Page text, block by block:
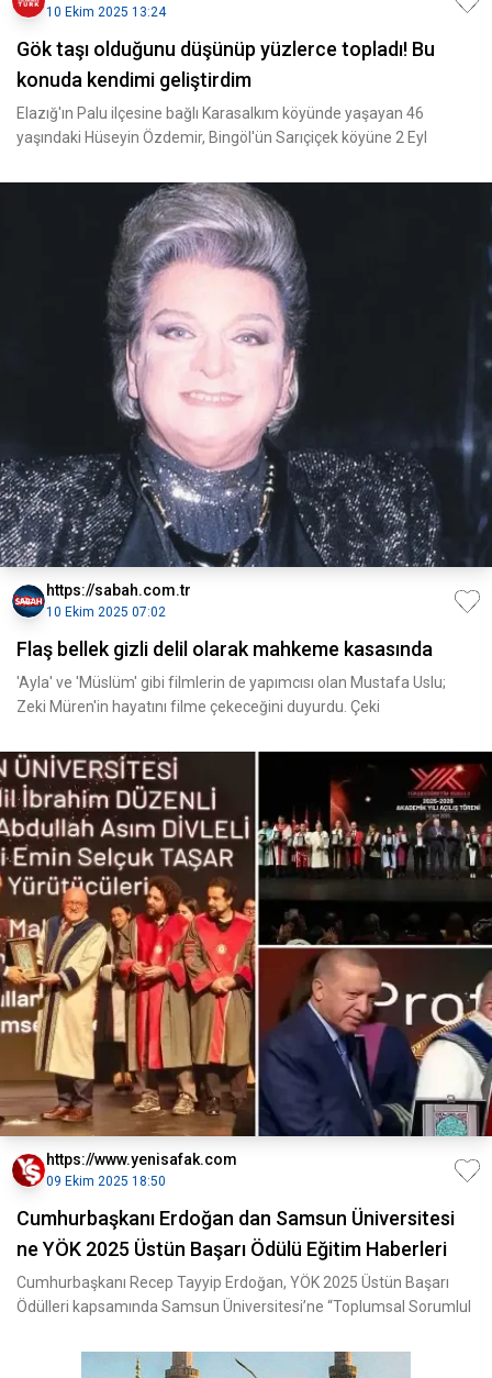
10 Ekim 2025 13:24
Gök taşı olduğunu düşünüp yüzlerce topladı! Bu
konuda kendimi geliştirdim
Elazığ'ın Palu ilçesine bağlı Karasalkım köyünde yaşayan 46
yaşındaki Hüseyin Özdemir, Bingöl'ün Sarıçiçek köyüne 2 Eyl
https://sabah.com.tr
10 Ekim 2025 07:02
Flaş bellek gizli delil olarak mahkeme kasasında
'Ayla' ve 'Müslüm' gibi filmlerin de yapımcısı olan Mustafa Uslu;
Zeki Müren'in hayatını filme çekeceğini duyurdu. Çeki
https://www.yenisafak.com
09 Ekim 2025 18:50
Cumhurbaşkanı Erdoğan dan Samsun Üniversitesi
ne YÖK 2025 Üstün Başarı Ödülü Eğitim Haberleri
Cumhurbaşkanı Recep Tayyip Erdoğan, YÖK 2025 Üstün Başarı
Ödülleri kapsamında Samsun Üniversitesi’ne “Toplumsal Sorumlul